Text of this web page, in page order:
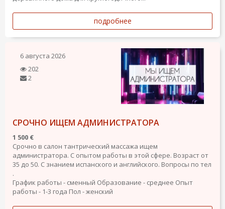
подробнее
6 августа 2026
202
2
СРОЧНО ИЩЕМ АДМИНИСТРАТОРА
1 500 €
Срочно в салон тантрический массажа ищем
администратора. С опытом работы в этой сфере. Возраст от
35 до 50. С знанием испанского и английского. Вопросы по тел
.
График работы - сменный Образование - среднее Опыт
работы - 1-3 года Пол - женский